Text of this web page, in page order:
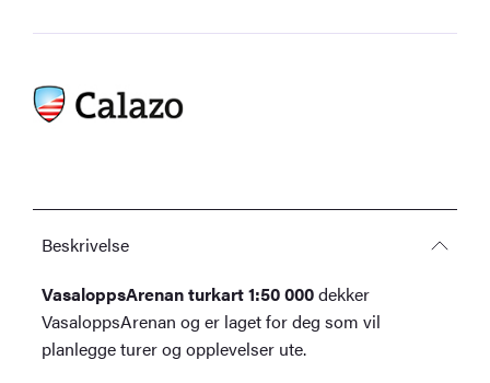
Beskrivelse
VasaloppsArenan turkart 1:50 000dekker
VasaloppsArenan og er laget for deg som vil
planlegge turer og opplevelser ute.